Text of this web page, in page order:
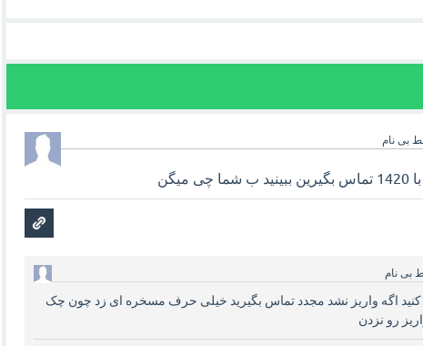
بی نام
بی نام
میگن تا ۲۰ صبر کنید اگه واریز نشد مجدد تماس بگیرید خیلی حرف مسخره ای زد چون چک
رو نزدن